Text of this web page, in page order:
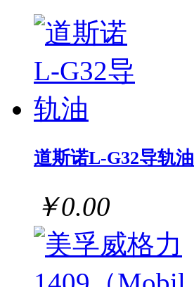
道斯诺L-G32导轨油
￥0.00